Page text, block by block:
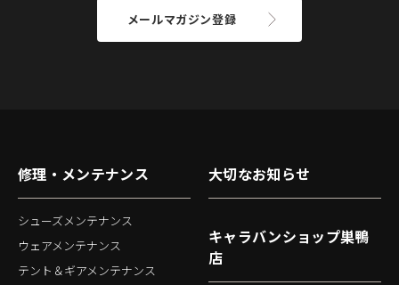
メールマガジン登録
修理・メンテナンス
シューズメンテナンス
ウェアメンテナンス
テント＆ギアメンテナンス
大切なお知らせ
キャラバンショップ巣鴨
店